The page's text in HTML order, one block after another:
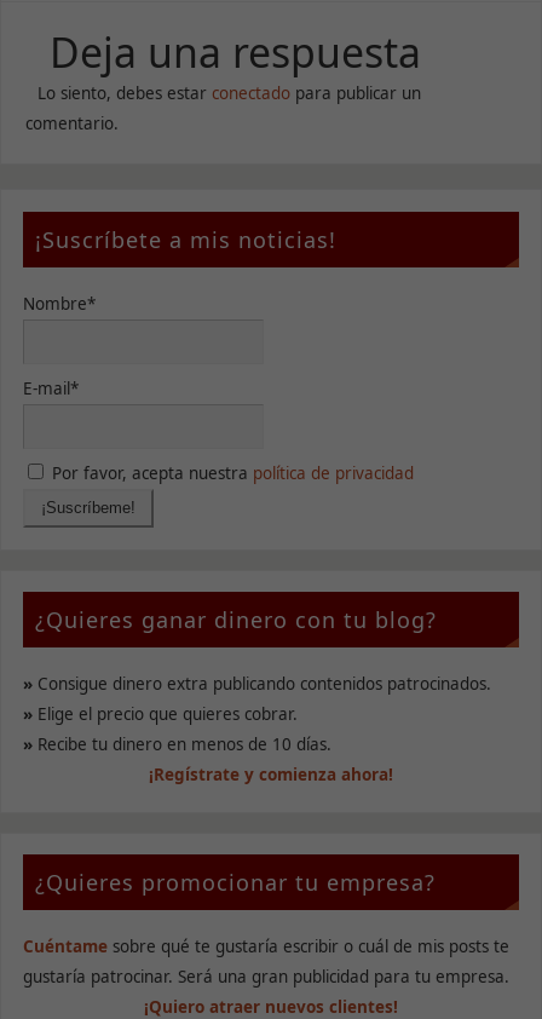
Deja una respuesta
Lo siento, debes estar conectado para publicar un
comentario.
¡Suscríbete a mis noticias!
Nombre*
E-mail*
Por favor, acepta nuestra política de privacidad
¿Quieres ganar dinero con tu blog?
»Consigue dinero extra publicando contenidos patrocinados.
»Elige el precio que quieres cobrar.
»Recibe tu dinero en menos de 10 días.
¡Regístrate y comienza ahora!
¿Quieres promocionar tu empresa?
Cuéntamesobre qué te gustaría escribir o cuál de mis posts te
gustaría patrocinar. Será una gran publicidad para tu empresa.
¡Quiero atraer nuevos clientes!
Marketing
posibilidad de
ver contenido y